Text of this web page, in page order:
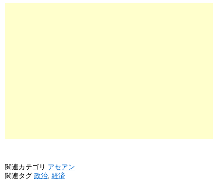
関連カテゴリ アセアン
関連タグ 政治 経済